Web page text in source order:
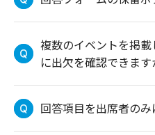
複数のイベントを掲
に出欠を確認できます
回答項目を出席者の